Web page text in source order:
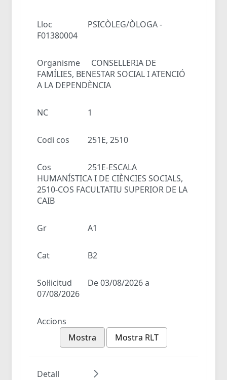
Lloc
PSICÒLEG/ÒLOGA -
F01380004
Organisme
CONSELLERIA DE
FAMÍLIES, BENESTAR SOCIAL I ATENCIÓ
A LA DEPENDÈNCIA
NC 1
Codi cos 251E, 2510
Cos
251E-ESCALA
HUMANÍSTICA I DE CIÈNCIES SOCIALS,
2510-COS FACULTATIU SUPERIOR DE LA
CAIB
Gr A1
Cat B2
Sol·licitud
De 03/08/2026 a
07/08/2026
Accions
Mostra
Mostra RLT
Detall